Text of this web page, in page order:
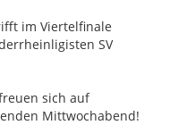
im Viertelfinale
SV
sich auf
Mittwochabend!